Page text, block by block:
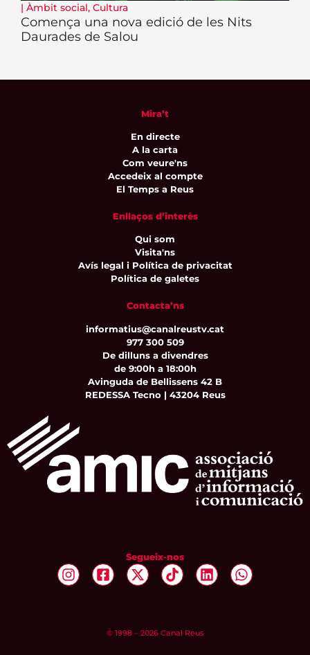
| Àmbit social, Cultura
Comença una nova edició de les Nits
Daurades de Salou
Mira’t
En directe
A la carta
Com veure'ns
Accedeix al compte
El Temps a Reus
Enllaços d’interès
Qui som
Visita'ns
Avís legal i Política de privacitat
Política de galetes
Contacta’ns
informatius@canalreustv.cat
977 300 509
De dilluns a divendres
de 9:00h a 18:00h
Avinguda de Bellissens 42 B
REDESSA Tecno | 43204 Reus
Segueix-nos
© 1998 – 2026 Canal Reus